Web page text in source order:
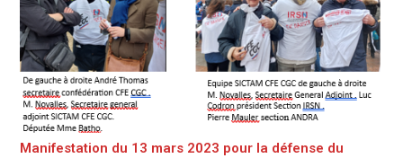
Manifestation du 13 mars 2023 pour la défense du